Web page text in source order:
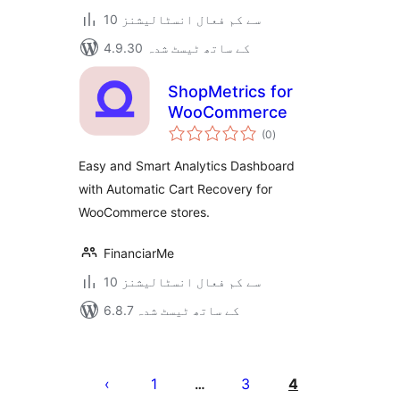
10 سے کم فعال انسٹالیشنز
4.9.30 کے ساتھ ٹیسٹ شدہ
ShopMetrics for
WooCommerce
(0مجموعی
درجہ
)
Easy and Smart Analytics Dashboard
with Automatic Cart Recovery for
WooCommerce stores.
FinanciarMe
10 سے کم فعال انسٹالیشنز
6.8.7 کے ساتھ ٹیسٹ شدہ
pagination
1 … 3 4